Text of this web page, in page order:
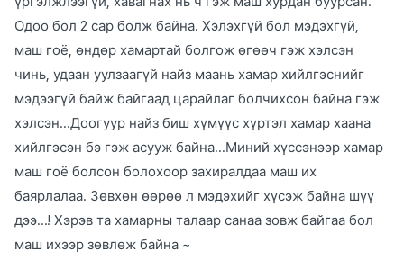
Одоо бол 2 сар болж байна. Хэлэхгүй бол мэдэхгүй,
маш гоё, өндөр хамартай болгож өгөөч гэж хэлсэн
чинь, удаан уулзаагүй найз маань хамар хийлгэснийг
мэдээгүй байж байгаад царайлаг болчихсон байна гэж
хэлсэн...Доогуур найз биш хүмүүс хүртэл хамар хаана
хийлгэсэн бэ гэж асууж байна...Миний хүссэнээр хамар
маш гоё болсон болохоор захиралдаа маш их
баярлалаа. Зөвхөн өөрөө л мэдэхийг хүсэж байна шүү
дээ...! Хэрэв та хамарны талаар санаа зовж байгаа бол
маш ихээр зөвлөж байна ~